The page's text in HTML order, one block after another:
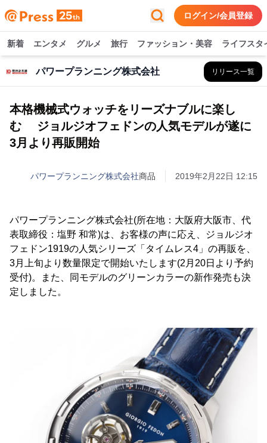
ログイン/会員登録
新着 エンタメ グルメ 旅行 ファッション・美容 ライフスタ
パワープランニング株式会社 リリース一覧
本格機械式ウォッチをリーズナブルに楽し
む ジョルジオフェドンの人気モデルが遂に
3月より再販開始
パワープランニング株式会社商品 2019年2月22日 12:15
パワープランニング株式会社(所在地：大阪府大阪市、代
表取締役：塩野 和常)は、お客様の声に応え、ジョルジオ
フェドン1919の人気シリーズ「タイムレス4」の再販を、
3月上旬より数量限定で開始いたします(2月20日より予約
受付)。また、同モデルのグリーンカラーの新作発売も決
定しました。